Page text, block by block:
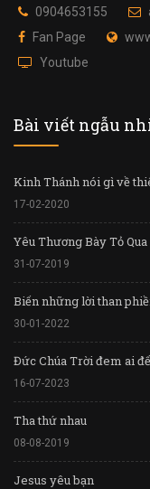
0904653155
Fan Page
Youtube
Bài viết ngẫu
Kinh Thánh nói gì về
17-02-2020
Yêu Thương Bày Tỏ
31-07-2019
Biến những lời than
30-01-2022
Đức Chúa Trời đem ai
16-07-2023
Tha thứ nhau
08-08-2019
Jesus yêu bạn